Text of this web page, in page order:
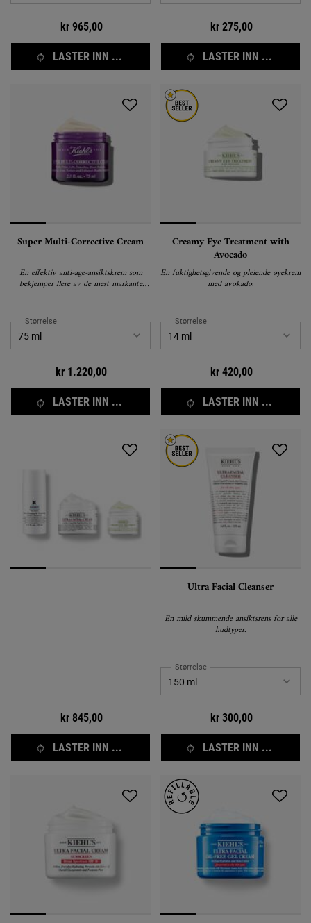
kr 965,00
LASTER INN ...
kr 275,00
LASTER INN ...
Super Multi-Corrective Cream
En effektiv anti-age-ansiktskrem som
bekjemper flere av de mest markante
Størrelse
kr 1.220,00
LASTER INN ...
Creamy Eye Treatment with
Avocado
En fuktighetsgivende og pleiende øyekrem
med avokado.
Størrelse
kr 420,00
LASTER INN ...
kr 845,00
LASTER INN ...
Ultra Facial Cleanser
En mild skummende ansiktsrens for alle
hudtyper.
Størrelse
kr 300,00
LASTER INN ...